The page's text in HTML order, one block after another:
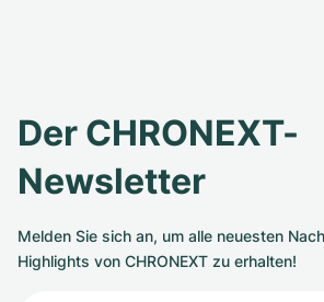
Der CHRONEXT-
Newsletter
Melden Sie sich an, um alle neuesten
Highlights von CHRONEXT zu erhalten!